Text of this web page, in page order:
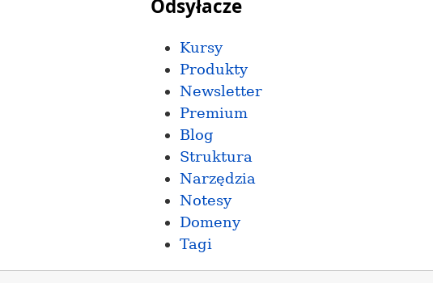
Odsyłacze
Kursy
Produkty
Newsletter
Premium
Blog
Struktura
Narzędzia
Notesy
Domeny
Tagi